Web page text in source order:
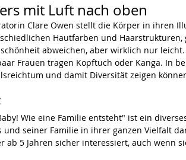
mit Luft nach oben
Clare Owen stellt die Körper in ihren
Hautfarben und
abweichen, aber wirklich nur
Frauen tragen Kopftuch oder Kanga. In
und damit Diversität zeigen
Wie eine Familie entsteht" ist ein
und seiner Familie in ihrer ganzen Vielfalt
ab 5 Jahren sicher interessiert, auch wenn